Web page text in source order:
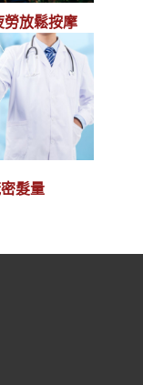
勞放鬆按摩
髮量